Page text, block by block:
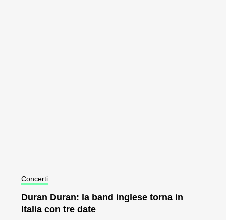
Concerti
Duran Duran: la band inglese torna in
Italia con tre date